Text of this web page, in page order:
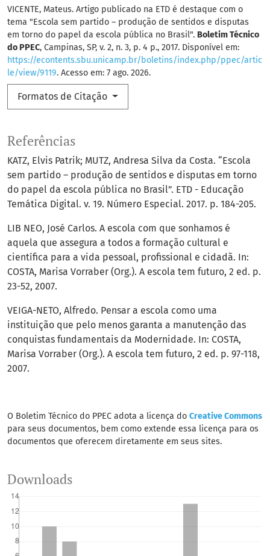
VICENTE, Mateus. Artigo publicado na ETD é destaque com o
tema "Escola sem partido – produção de sentidos e disputas
em torno do papel da escola pública no Brasil". Boletim Técnico
do PPEC, Campinas, SP, v. 2, n. 3, p. 4 p., 2017. Disponível em:
https://econtents.sbu.unicamp.br/boletins/index.php/ppec/artic
le/view/9119. Acesso em: 7 ago. 2026.
Formatos de Citação
Referências
KATZ, Elvis Patrik; MUTZ, Andresa Silva da Costa. “Escola
sem partido – produção de sentidos e disputas em torno
do papel da escola pública no Brasil”. ETD - Educação
Temática Digital. v. 19. Número Especial. 2017. p. 184-205.
LIB NEO, José Carlos. A escola com que sonhamos é
aquela que assegura a todos a formação cultural e
científica para a vida pessoal, profissional e cidadã. In:
COSTA, Marisa Vorraber (Org.). A escola tem futuro, 2 ed. p.
23-52, 2007.
VEIGA-NETO, Alfredo. Pensar a escola como uma
instituição que pelo menos garanta a manutenção das
conquistas fundamentais da Modernidade. In: COSTA,
Marisa Vorraber (Org.). A escola tem futuro, 2 ed. p. 97-118,
2007.
O Boletim Técnico do PPEC adota a licença do Creative Commons
para seus documentos, bem como extende essa licença para os
documentos que oferecem diretamente em seus sites.
Downloads